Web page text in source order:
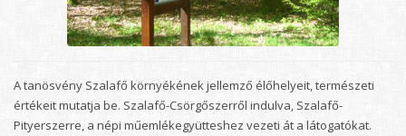
A tanösvény Szalafő környékének jellemző élőhelyeit, természeti
értékeit mutatja be. Szalafő-Csörgőszerről indulva, Szalafő-
Pityerszerre, a népi műemlékegyütteshez vezeti át a látogatókat.